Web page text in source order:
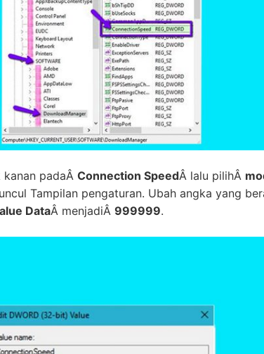
kanan padaÂ Connection SpeedÂ lalu pilihÂ
Tampilan pengaturan. Ubah angka yang
DataÂ menjadiÂ 999999.